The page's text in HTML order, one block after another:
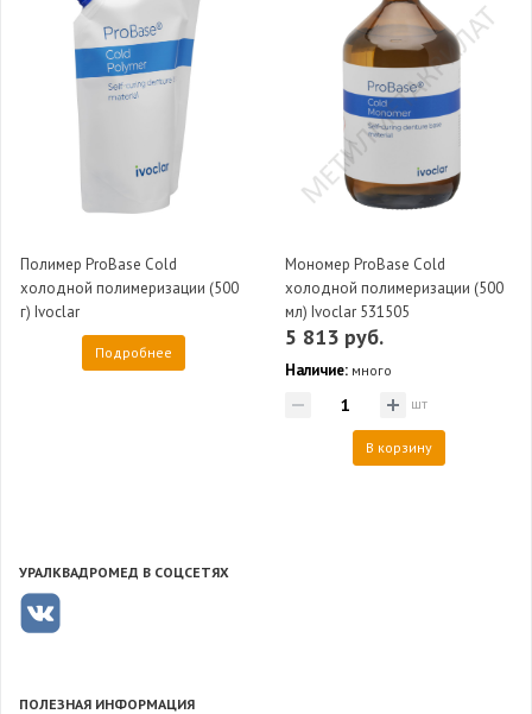
Полимер ProBase Cold
холодной полимеризации (500
г) Ivoclar
Подробнее
Мономер ProBase Cold
холодной полимеризации (500
мл) Ivoclar 531505
5 813 руб.
Наличие: много
шт
В корзину
УРАЛКВАДРОМЕД В СОЦСЕТЯХ
ПОЛЕЗНАЯ ИНФОРМАЦИЯ